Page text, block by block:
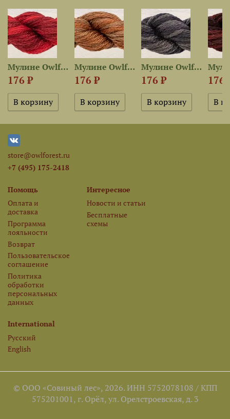
Мулине Owlforest 3504 —...
176 ₽
Мулине Owlforest 3208 —...
176 ₽
Мулине Owlforest 3104 —...
176 ₽ 176
store@owlforest.ru
+7 (495) 175-2418
Помощь
Оплата и
доставка
Программа
лояльности
Возврат
Пользовательское
соглашение
Политика
обработки
персональных
данных
Интересное
Новости и статьи
Бесплатные
схемы
International
Русский
English
© ООО «Совиный лес», 2026. ИНН 5752078108 / КПП
575201001, г. Орёл, ул. Орелстроевская, д. 3